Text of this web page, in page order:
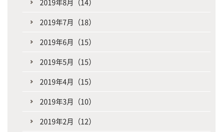
2019年7月（18）
2019年6月（15）
2019年5月（15）
2019年4月（15）
2019年3月（10）
2019年2月（12）